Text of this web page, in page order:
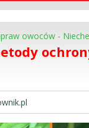
owoców -